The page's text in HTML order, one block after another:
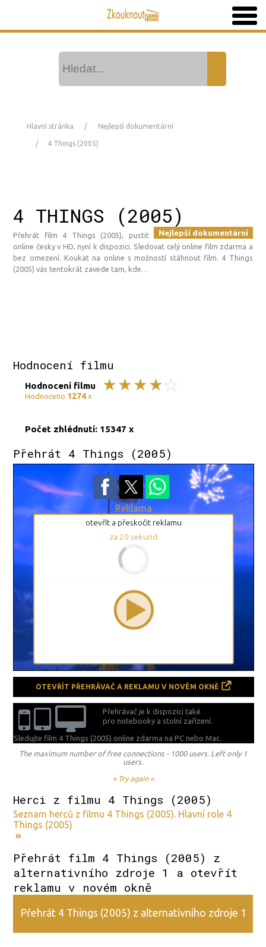
Hlavní stránka Nejlepší dokumentární
4 Things (2005)
4 THINGS (2005)
Nejlepší dokumentární
Přehrát film 4 Things (2005), pustit
online česky v HD, nyní k dispozici. Sledovat celý online film zdarma a
bez omezení. Koukat na online s možností stáhnout film. 4 Things
(2005) vás tentokrát zavede tam, kde
Hodnocení filmu
Hodnocení filmu
Hodnoceno 1274x
Počet zhlédnutí: 15347 x
Přehrát 4 Things (2005)
Reklama
otevřít a přeskočit reklamu
za 20 sekund
OTEVŘÍT PŘEHRÁVAČ A REKLAMU V NOVÉM OKNĚ
Přehrávač je k dispozici také
pro notebooky a stolní zařízení.
Sledujte film 4 Things (2005) online zdarma naPC nebo Mac.
The maximum number of free connections - 1000 users. Left only 1
users.
» Try again «
Herci z filmu 4 Things (2005)
Seznam herců z filmu 4 Things (2005). Hlavní role 4
Things (2005)
»
Přehrát film 4 Things (2005) z
alternativního zdroje 1 a otevřít
reklamu v novém okně
Přehrát 4 Things (2005) z alternativního zdroje 1